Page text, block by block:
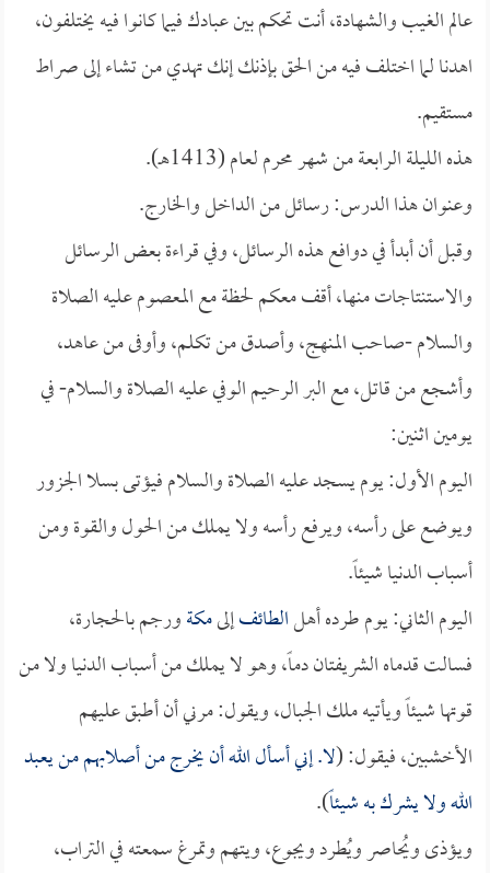
عالم الغيب والشهادة، أنت تحكم بين عبادك فيما كانوا فيه يختلفون،
اهدنا لما اختلف فيه من الحق بإذنك إنك تهدي من تشاء إلى صراط
مستقيم.
هذه الليلة الرابعة من شهر محرم لعام (1413هـ).
وعنوان هذا الدرس: رسائل من الداخل والخارج.
وقبل أن أبدأ في دوافع هذه الرسائل، وفي قراءة بعض الرسائل
والاستنتاجات منها، أقف معكم لحظة مع المعصوم عليه الصلاة
والسلام -صاحب المنهج، وأصدق من تكلم، وأوفى من عاهد،
وأشجع من قاتل، مع البر الرحيم الوفي عليه الصلاة والسلام- في
يومين اثنين:
اليوم الأول: يوم يسجد عليه الصلاة والسلام فيؤتى بسلا الجزور
ويوضع على رأسه، ويرفع رأسه ولا يملك من الحول والقوة ومن
أسباب الدنيا شيئاً.
اليوم الثاني: يوم طرده أهلالطائفإلىمكةورجم بالحجارة،
فسالت قدماه الشريفتان دماً، وهو لا يملك من أسباب الدنيا ولا من
قوتها شيئاً ويأتيه ملك الجبال، ويقول: مرني أن أطبق عليهم
الأخشبين، فيقول: (لا. إني أسأل الله أن يخرج من أصلابهم من يعبد
الله ولا يشرك به شيئاً).
ويؤذى ويُحاصر ويُطرد ويجوع، ويتهم وتمرغ سمعته في التراب،